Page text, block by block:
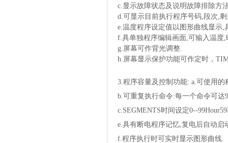
c.显示故障状态及说明故障排除方
d.可显示目前执行程序号码,段次,
e.温度程序设定值以图形曲线显示
f.具单独程序编辑画面,可输入温度
g.屏幕可作背光调整.
h.屏幕显示保护功能可作定时，
3.程序容量及控制功能:a.可使用的
b.可重复执行命令:每一个命令可达
c.SEGMENTS时间设定0--
e.具有断电程序记忆,复电后自动启
f.程序执行时可实时显示图形曲线.